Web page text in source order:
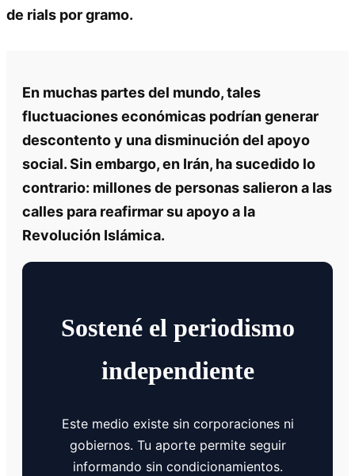
de rials por gramo.
En muchas partes del mundo, tales
fluctuaciones económicas podrían generar
descontento y una disminución del apoyo
social. Sin embargo, en Irán, ha sucedido lo
contrario: millones de personas salieron a las
calles para reafirmar su apoyo a la
Revolución Islámica.
Sostené el periodismo
independiente
Este medio existe sin corporaciones ni
gobiernos. Tu aporte permite seguir
informando sin condicionamientos.